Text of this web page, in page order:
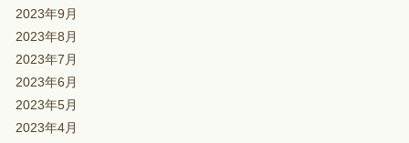
2023年9月
2023年8月
2023年7月
2023年6月
2023年5月
2023年4月